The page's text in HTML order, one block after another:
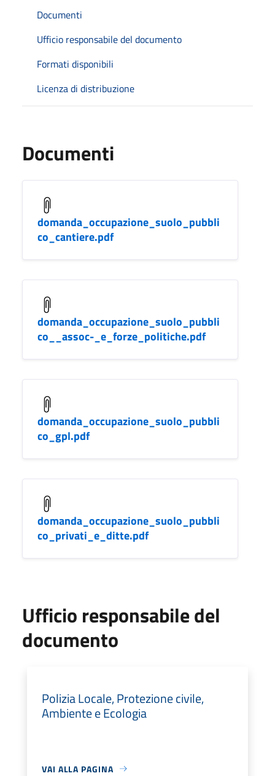
Documenti
Ufficio responsabile del documento
Formati disponibili
Licenza di distribuzione
Documenti
domanda_occupazione_suolo_pubbli
co_cantiere.pdf
domanda_occupazione_suolo_pubbli
co__assoc-_e_forze_politiche.pdf
domanda_occupazione_suolo_pubbli
co_gpl.pdf
domanda_occupazione_suolo_pubbli
co_privati_e_ditte.pdf
Ufficio responsabile del
documento
Polizia Locale, Protezione civile,
Ambiente e Ecologia
VAI ALLA PAGINA